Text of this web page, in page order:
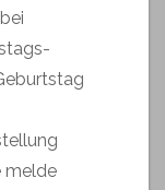
melde